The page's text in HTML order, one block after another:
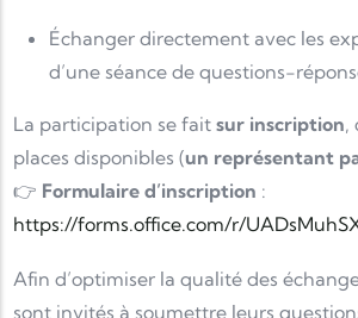
Échanger directement avec les
d’une séance de questions-
La participation se fait sur inscription,
places disponibles (un représentant
👉 Formulaire d’inscription :
https://forms.office.com/r/
Afin d’optimiser la qualité des
sont invités à soumettre leurs